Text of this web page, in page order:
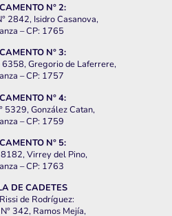
N° 2:
2842, Isidro Casanova,
– CP: 1765
N° 3:
6358, Gregorio de Laferrere,
– CP: 1757
N° 4:
5329, González Catan,
– CP: 1759
N° 5:
Virrey del Pino,
– CP: 1763
DE CADETES
de Rodríguez:
342, Ramos Mejía,